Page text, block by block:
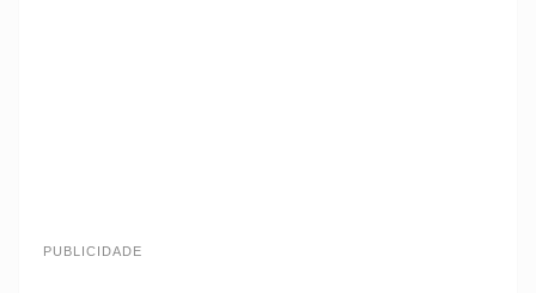
PUBLICIDADE